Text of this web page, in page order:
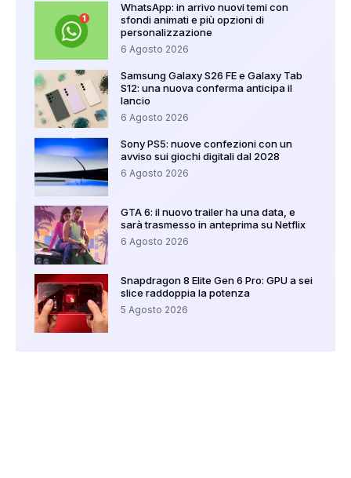
WhatsApp: in arrivo nuovi temi con
sfondi animati e più opzioni di
personalizzazione
6 Agosto 2026
Samsung Galaxy S26 FE e Galaxy Tab
S12: una nuova conferma anticipa il
lancio
6 Agosto 2026
Sony PS5: nuove confezioni con un
avviso sui giochi digitali dal 2028
6 Agosto 2026
GTA 6: il nuovo trailer ha una data, e
sarà trasmesso in anteprima su Netflix
6 Agosto 2026
Snapdragon 8 Elite Gen 6 Pro: GPU a sei
slice raddoppia la potenza
5 Agosto 2026